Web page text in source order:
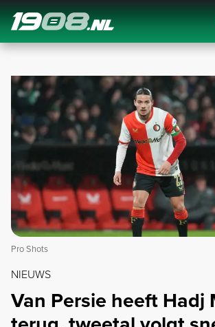
Navigation
Pro Shots
NIEUWS
Van Persie heeft Hadj